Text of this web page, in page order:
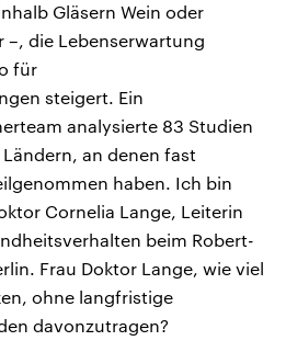
Gläsern Wein oder
–, die Lebenserwartung
für
steigert. Ein
analysierte 83 Studien
an denen fast
haben. Ich bin
Cornelia Lange, Leiterin
beim Robert-
Frau Doktor Lange, wie viel
ohne langfristige
davonzutragen?